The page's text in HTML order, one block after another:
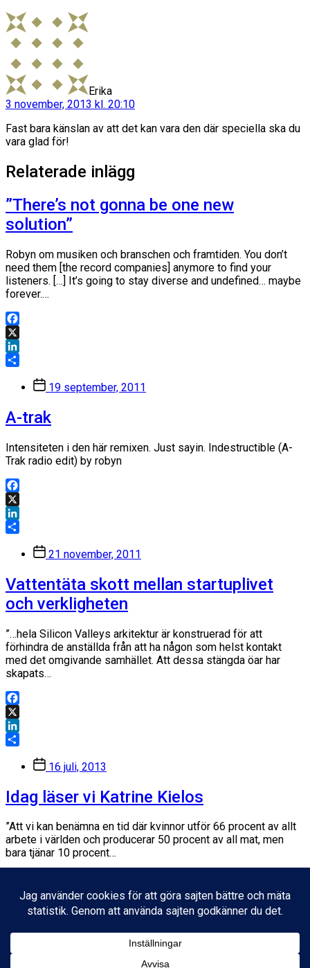
Erika
3 november, 2013 kl. 20:10
Fast bara känslan av att det kan vara den där speciella ska du
vara glad för!
Relaterade inlägg
”There’s not gonna be one new
solution”
Robyn om musiken och branschen och framtiden. You don’t
need them [the record companies] anymore to find your
listeners. […] It’s going to stay diverse and undefined… maybe
forever.…
Facebook
X
LinkedIn
Inläggsdatum
19 september, 2011
A-trak
Intensiteten i den här remixen. Just sayin. Indestructible (A-
Trak radio edit) by robyn
Facebook
X
LinkedIn
Inläggsdatum
21 november, 2011
Vattentäta skott mellan startuplivet
och verkligheten
”…hela Silicon Valleys arkitektur är konstruerad för att
förhindra de anställda från att ha någon som helst kontakt
med det omgivande samhället. Att dessa stängda öar har
skapats…
Facebook
X
LinkedIn
Inläggsdatum
16 juli, 2013
Idag läser vi Katrine Kielos
”Att vi kan benämna en tid där kvinnor ­utför 66 procent av allt
arbete i världen och producerar 50 procent av all mat, men
bara tjänar 10 procent…
Facebook
LinkedIn
Dela
14 oktober, 2012